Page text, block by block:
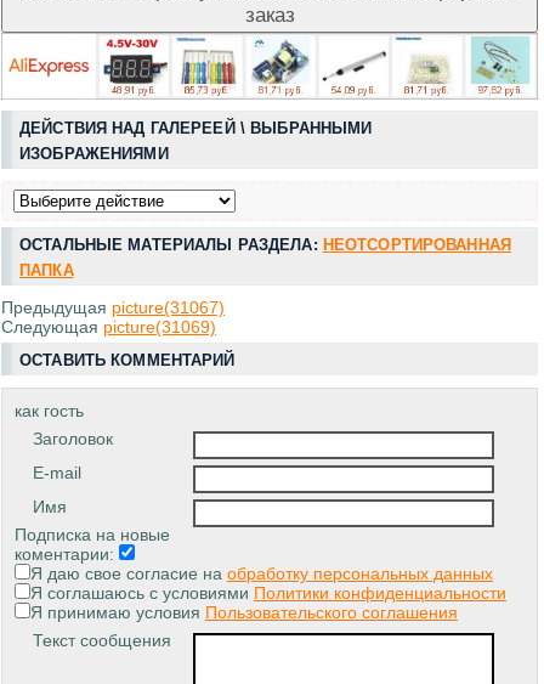
ДЕЙСТВИЯ НАД ГАЛЕРЕЕЙ \ ВЫБРАННЫМИ
ИЗОБРАЖЕНИЯМИ
ОСТАЛЬНЫЕ МАТЕРИАЛЫ РАЗДЕЛА: НЕОТСОРТИРОВАННАЯ
ПАПКА
Предыдущая picture(31067)
Следующая picture(31069)
ОСТАВИТЬ КОММЕНТАРИЙ
как гость
Заголовок
E-mail
Имя
Подписка на новые
коментарии:
Я даю свое согласие на обработку персональных данных
Я соглашаюсь с условиями Политики конфиденциальности
Я принимаю условия Пользовательского соглашения
Текст сообщения